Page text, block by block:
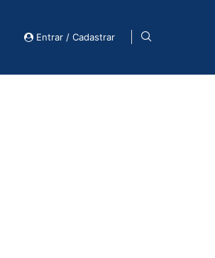
Entrar / Cadastrar